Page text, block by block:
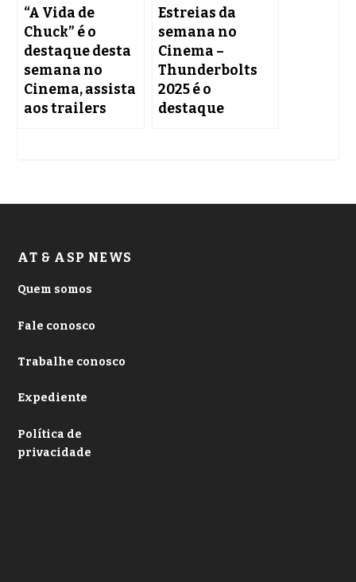
“A Vida de
Chuck” é o
destaque desta
semana no
Cinema, assista
aos trailers
Estreias da
semana no
Cinema –
Thunderbolts
2025 é o
destaque
AT & ASP NEWS
Quem somos
Fale conosco
Trabalhe conosco
Expediente
Política de
privacidade